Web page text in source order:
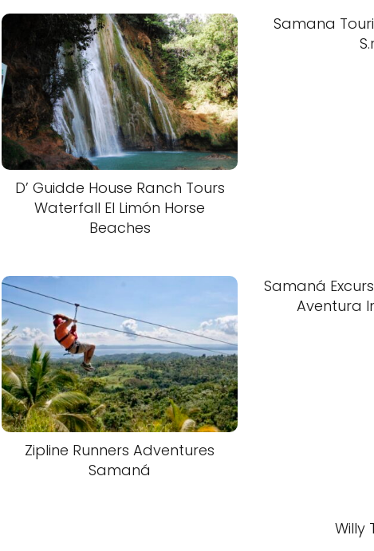
D’ Guidde House Ranch Tours
Waterfall El Limón Horse
Beaches
Samana
Zipline Runners Adventures
Samaná
Samaná
Aventura
Willy